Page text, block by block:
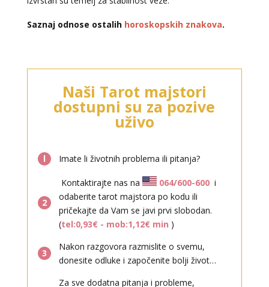
Saznaj odnose ostalih horoskopskih znakova.
Naši Tarot majstori
dostupni su za pozive
uživo
l Imate li životnih problema ili pitanja?
2
Kontaktirajte nas na 064/600-600 i
odaberite tarot majstora po kodu ili
pričekajte da Vam se javi prvi slobodan.
(tel:0,93€ - mob:1,12€ min )
3
Nakon razgovora razmislite o svemu,
donesite odluke i započenite bolji život…
Za sve dodatna pitanja i probleme,
Tarot savjetnik je zauzet
TEHNIKE:sudbinske karte, anđeoske poruke
DENI / Kod 15
Tarot savjetnik je slobodan